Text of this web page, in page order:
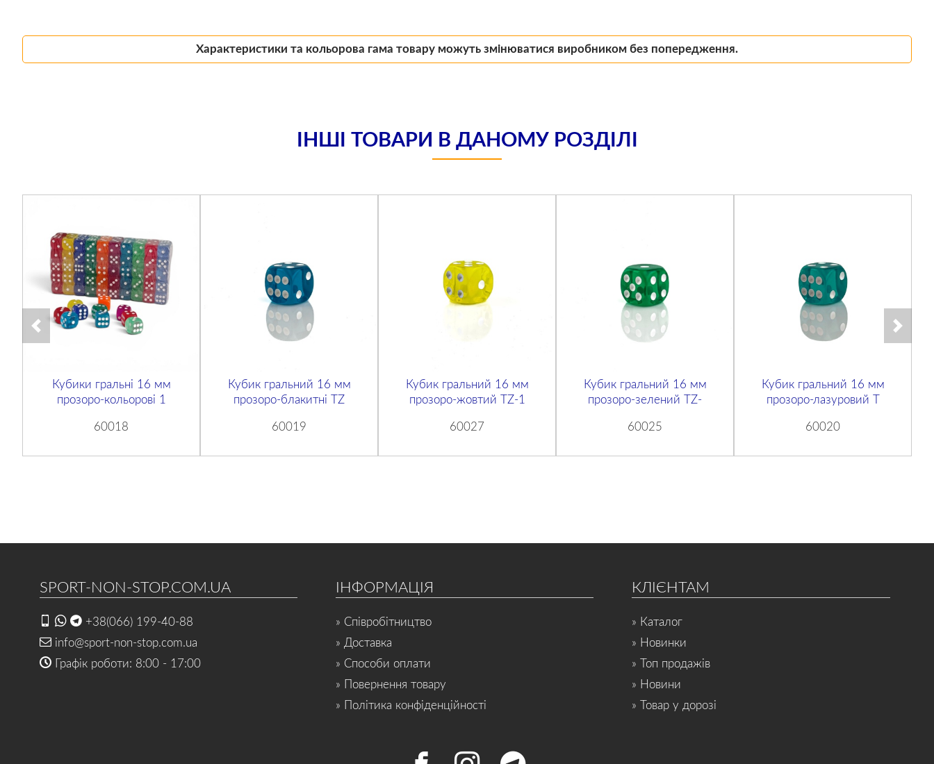
Характеристики та кольорова гама товару можуть змінюватися виробником без попередження.
ІНШІ ТОВАРИ В ДАНОМУ РОЗДІЛІ
Кубики гральні 16 мм
прозоро-кольорові 1
60018
Кубик гральний 16 мм
прозоро-блакитні TZ
60019
Кубик гральний 16 мм
прозоро-жовтий TZ-1
60027
Кубик гральний 16 мм
прозоро-зелений TZ-
60025
Кубик гральний 16 мм
прозоро-лазуровий T
60020
SPORT-NON-STOP.COM.UA
+38(066) 199-40-88
info@sport-non-stop.com.ua
Графік роботи: 8:00 - 17:00
ІНФОРМАЦІЯ
» Співробітництво
» Доставка
» Способи оплати
» Повернення товару
» Політика конфіденційності
КЛІЄНТАМ
» Каталог
» Новинки
» Топ продажів
» Новини
» Товар у дорозі